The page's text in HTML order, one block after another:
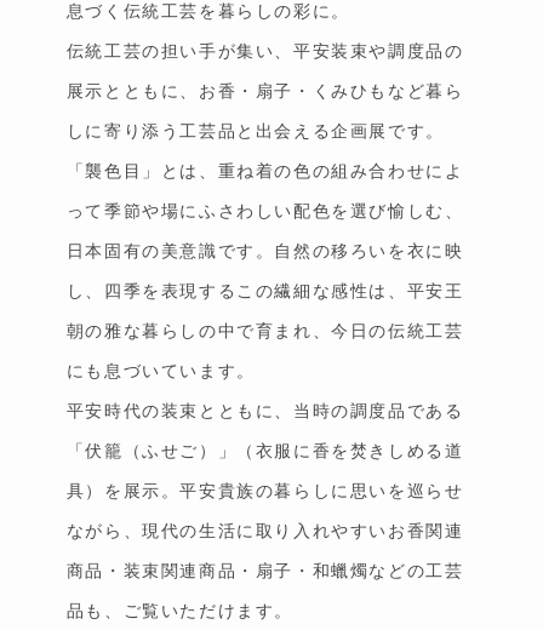
息づく伝統工芸を暮らしの彩に。
伝統工芸の担い手が集い、平安装束や調度品の
展示とともに、お香・扇子・くみひもなど暮ら
しに寄り添う工芸品と出会える企画展です。
「襲色目」とは、重ね着の色の組み合わせによ
って季節や場にふさわしい配色を選び愉しむ、
日本固有の美意識です。自然の移ろいを衣に映
し、四季を表現するこの繊細な感性は、平安王
朝の雅な暮らしの中で育まれ、今日の伝統工芸
にも息づいています。
平安時代の装束とともに、当時の調度品である
「伏籠（ふせご）」（衣服に香を焚きしめる道
具）を展示。平安貴族の暮らしに思いを巡らせ
ながら、現代の生活に取り入れやすいお香関連
商品・装束関連商品・扇子・和蠟燭などの工芸
品も、ご覧いただけます。